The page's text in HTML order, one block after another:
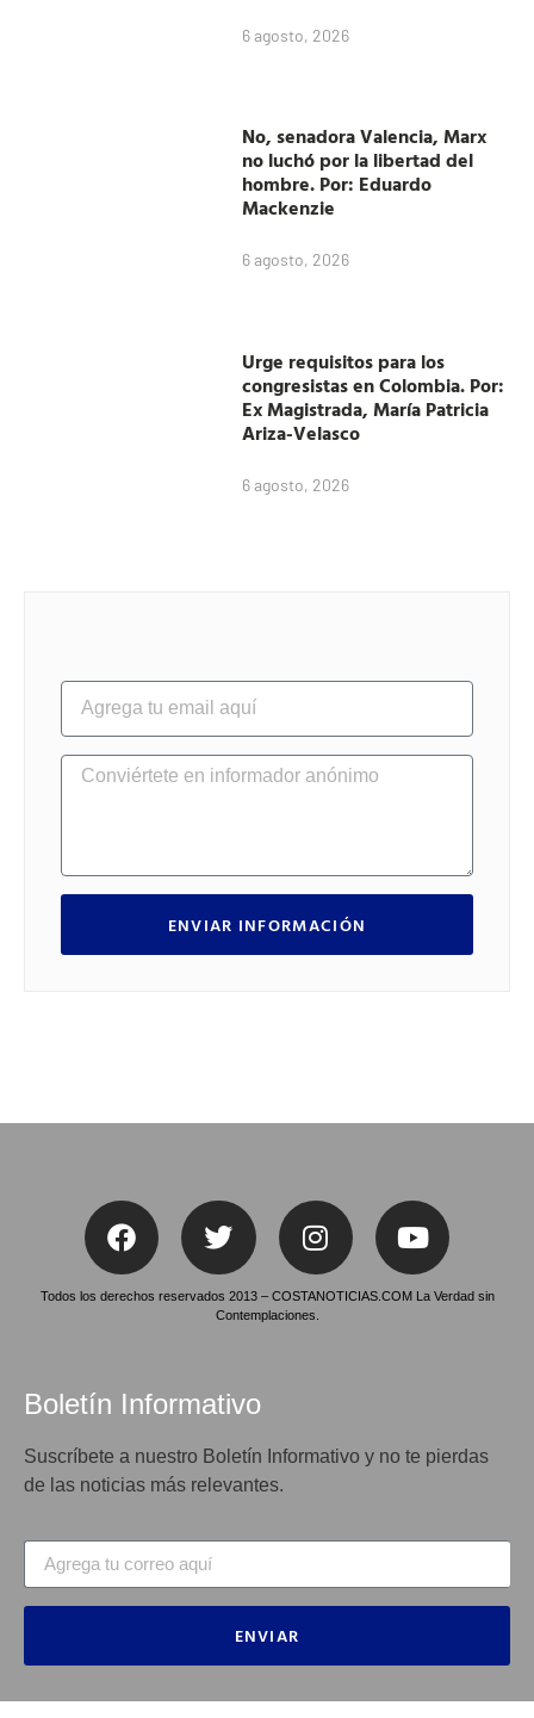
6 agosto, 2026
No, senadora Valencia, Marx
no luchó por la libertad del
hombre. Por: Eduardo
Mackenzie
6 agosto, 2026
Urge requisitos para los
congresistas en Colombia. Por:
Ex Magistrada, María Patricia
Ariza-Velasco
6 agosto, 2026
ENVIAR INFORMACIÓN
Todos los derechos reservados 2013 – COSTANOTICIAS.COM La Verdad sin
Contemplaciones.
Boletín Informativo
Suscríbete a nuestro Boletín Informativo y no te pierdas
de las noticias más relevantes.
ENVIAR